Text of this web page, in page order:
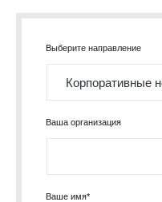
Выберите направление
Ваша организация
Ваше имя*